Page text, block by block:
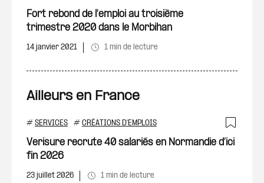
Fort rebond de l'emploi au troisième
trimestre 2020 dans le Morbihan
14 janvier 2021 1 min de lecture
Ailleurs en France
# SERVICES # CRÉATIONS D'EMPLOIS
Verisure recrute 40 salariés en Normandie d’ici
fin 2026
23 juillet 2026 1 min de lecture